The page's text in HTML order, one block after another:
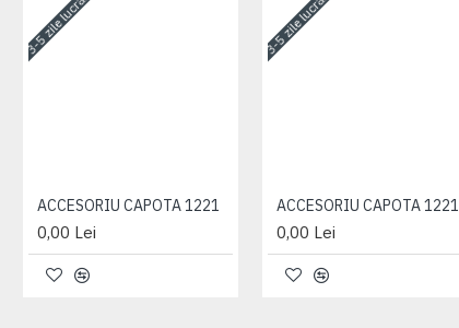
ACCESORIU CAPOTA 1221
0,00 Lei
ACCESORIU CAPOTA 1221
0,00 Lei